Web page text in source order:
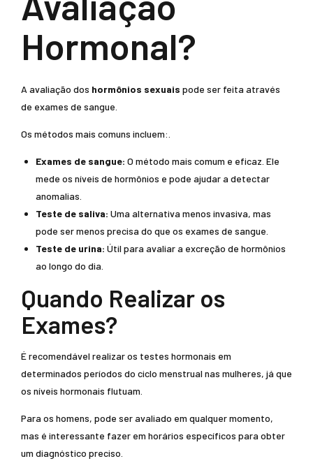
Hormonal?
A avaliação dos hormônios sexuais pode ser feita através
de exames de sangue.
Os métodos mais comuns incluem:.
Exames de sangue: O método mais comum e eficaz. Ele
mede os níveis de hormônios e pode ajudar a detectar
anomalias.
Teste de saliva: Uma alternativa menos invasiva, mas
pode ser menos precisa do que os exames de sangue.
Teste de urina: Útil para avaliar a excreção de hormônios
ao longo do dia.
Quando Realizar os
Exames?
É recomendável realizar os testes hormonais em
determinados períodos do ciclo menstrual nas mulheres, já que
os níveis hormonais flutuam.
Para os homens, pode ser avaliado em qualquer momento,
mas é interessante fazer em horários específicos para obter
um diagnóstico preciso.